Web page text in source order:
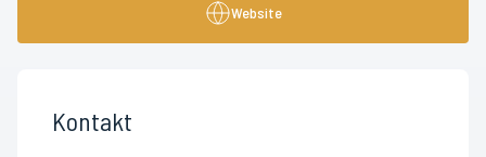
Website
Kontakt